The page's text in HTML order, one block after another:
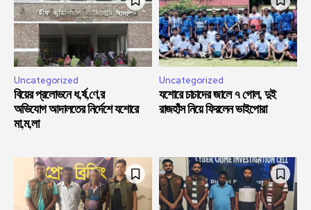
Uncategorized
বিয়ের প্রলোভনে ধ,র্ষ,ণে,র
অভিযোগ আদালতের নির্দেশে যশোরে
মা,ম,লা
Uncategorized
যশোরে চাচাদের জালে ৭ গোল, দুই
রাজহাঁস নিয়ে ফিরলেন ভাইপোরা